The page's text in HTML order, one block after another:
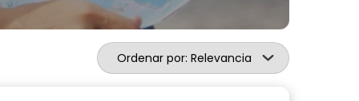
Ordenar por: Relevancia